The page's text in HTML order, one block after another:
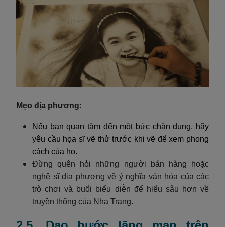
Mẹo địa phương:
Nếu bạn quan tâm đến một bức chân dung, hãy
yêu cầu họa sĩ vẽ thử trước khi vẽ để xem phong
cách của họ.
Đừng quên hỏi những người bán hàng hoặc
nghệ sĩ địa phương về ý nghĩa văn hóa của các
trò chơi và buổi biểu diễn để hiểu sâu hơn về
truyền thống của Nha Trang.